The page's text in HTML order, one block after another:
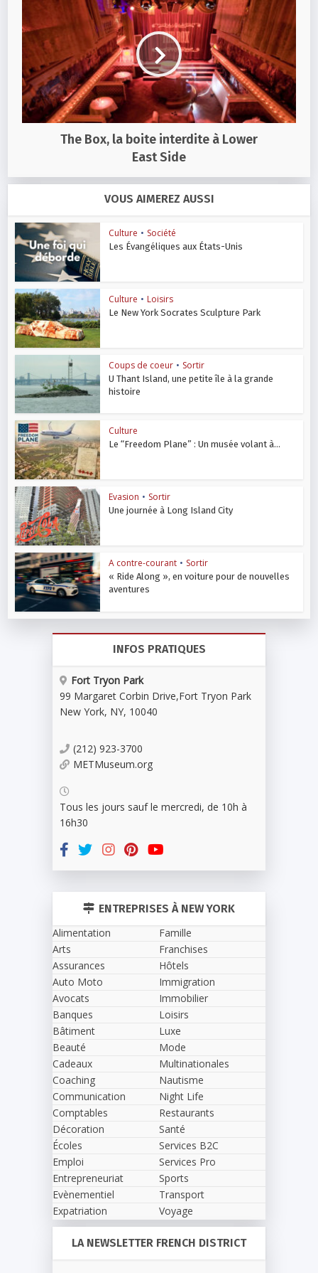
The Box, la boite interdite à Lower
East Side
VOUS AIMEREZ AUSSI
Culture • Société
Les Évangéliques aux États-Unis
Culture • Loisirs
Le New York Socrates Sculpture Park
Coups de coeur • Sortir
U Thant Island, une petite île à la grande
histoire
Culture
Le “Freedom Plane” : Un musée volant à...
Evasion • Sortir
Une journée à Long Island City
A contre-courant • Sortir
« Ride Along », en voiture pour de nouvelles
aventures
INFOS PRATIQUES
Fort Tryon Park
99 Margaret Corbin Drive,Fort Tryon Park
New York, NY, 10040
(212) 923-3700
METMuseum.org
Tous les jours sauf le mercredi, de 10h à
16h30
ENTREPRISES À NEW YORK
Alimentation
Arts
Assurances
Auto Moto
Avocats
Banques
Bâtiment
Beauté
Cadeaux
Coaching
Communication
Comptables
Décoration
Écoles
Emploi
Entrepreneuriat
Evènementiel
Expatriation
Famille
Franchises
Hôtels
Immigration
Immobilier
Loisirs
Luxe
Mode
Multinationales
Nautisme
Night Life
Restaurants
Santé
Services B2C
Services Pro
Sports
Transport
Voyage
LA NEWSLETTER FRENCH DISTRICT